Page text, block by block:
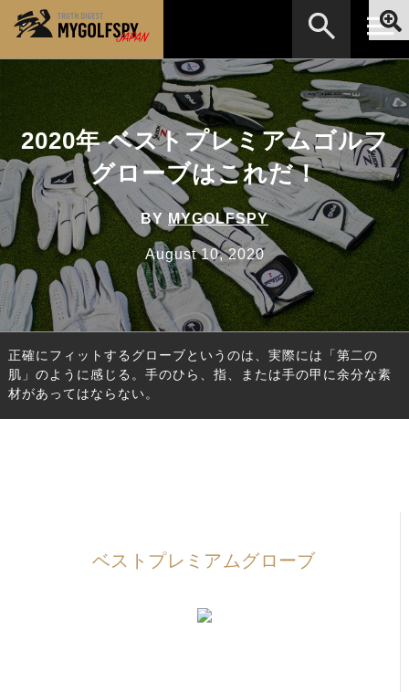
2020年 ベストプレミアムゴルフ
グローブはこれだ！
BYMYGOLFSPY
August 10, 2020
正確にフィットするグローブというのは、実際には「第二の
肌」のように感じる。手のひら、指、または手の甲に余分な素
材があってはならない。
ベストプレミアムグローブ
MOST WANTED テストランキング
NEW RELEASES 新製品情報
HOW TO ゴルフ上達・実践テクニック
LAB テスト・データ検証
Golf News ゴルフニュース
REVIEWS 製品レビュー
DRIVERS ドライバー
FAIRWAY WOODS フェアウェイウッド
HYBRIDS ハイブリッド
その他
※メーカー名やクラブ名など、検索したい事柄を入
力してください。
検索